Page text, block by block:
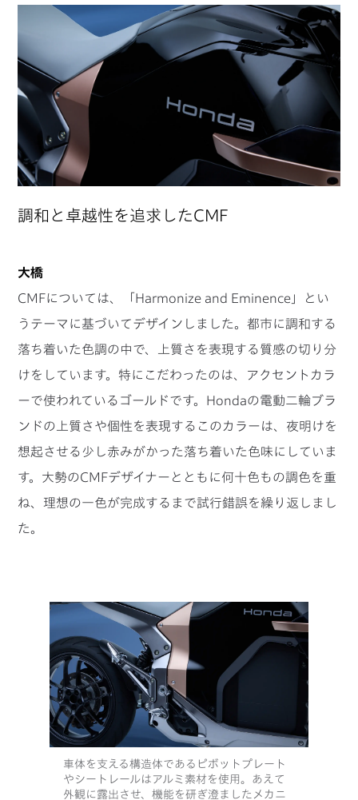
調和と卓越性を追求したCMF
大橋
CMFについては、「Harmonize and Eminence」とい
うテーマに基づいてデザインしました。都市に調和する
落ち着いた色調の中で、上質さを表現する質感の切り分
けをしています。特にこだわったのは、アクセントカラ
ーで使われているゴールドです。Hondaの電動二輪ブラ
ンドの上質さや個性を表現するこのカラーは、夜明けを
想起させる少し赤みがかった落ち着いた色味にしていま
す。大勢のCMFデザイナーとともに何十色もの調色を重
ね、理想の一色が完成するまで試行錯誤を繰り返しまし
た。
車体を支える構造体であるピボットプレート
やシートレールはアルミ素材を使用。あえて
外観に露出させ、機能を研ぎ澄ましたメカニ